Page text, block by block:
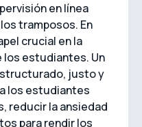
en línea
tramposos. En
crucial en la
los estudiantes. Un
justo y
los estudiantes
reducir la ansiedad
para rendir los